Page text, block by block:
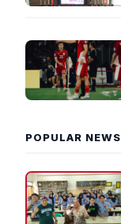
POPULAR NEWS